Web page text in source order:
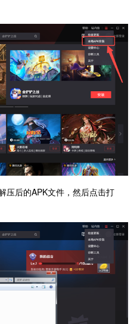
后的APK文件，然后点击打